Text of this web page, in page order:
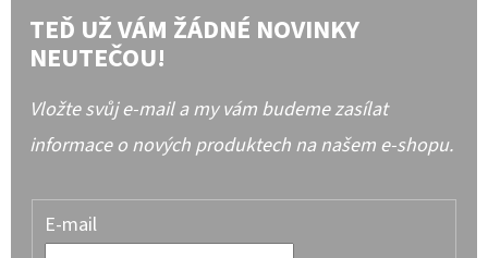
TEĎ UŽ VÁM ŽÁDNÉ NOVINKY
NEUTEČOU!
Vložte svůj e-mail a my vám budeme zasílat
informace o nových produktech na našem e-shopu.
E-mail